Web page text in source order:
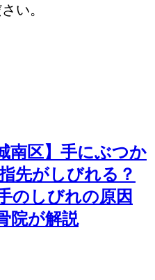
い。
南区】手にぶつか
先がしびれる？
のしびれの原因
院が解説